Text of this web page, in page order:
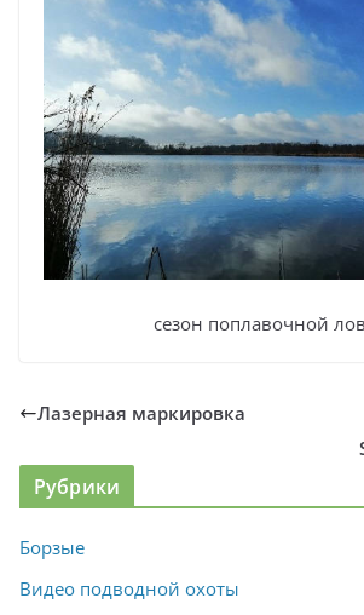
сезон поплавочной
Лазерная маркировка
Рубрики
Борзые
Видео подводной охоты